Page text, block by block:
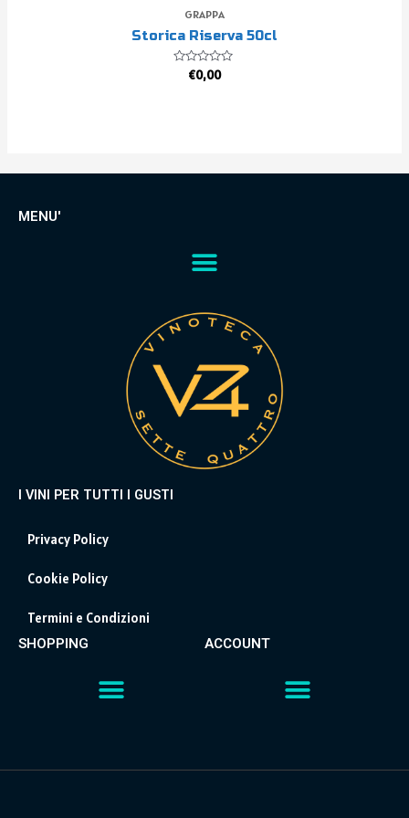
GRAPPA
Storica Riserva 50cl
Valutato
€0,00
MENU'
I VINI PER TUTTI I GUSTI
Privacy Policy
Cookie Policy
Termini e Condizioni
SHOPPING ACCOUNT